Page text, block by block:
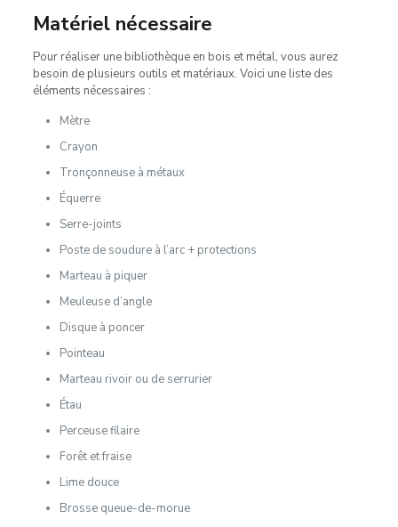
Matériel nécessaire
Pour réaliser une bibliothèque en bois et métal, vous aurez
besoin de plusieurs outils et matériaux. Voici une liste des
éléments nécessaires :
Mètre
Crayon
Tronçonneuse à métaux
Équerre
Serre-joints
Poste de soudure à l’arc + protections
Marteau à piquer
Meuleuse d’angle
Disque à poncer
Pointeau
Marteau rivoir ou de serrurier
Étau
Perceuse filaire
Forêt et fraise
Lime douce
Brosse queue-de-morue